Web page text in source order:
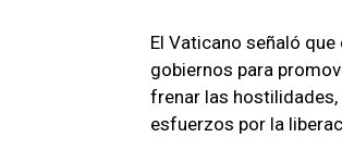
El Vaticano señaló
gobiernos para
frenar las
esfuerzos por la